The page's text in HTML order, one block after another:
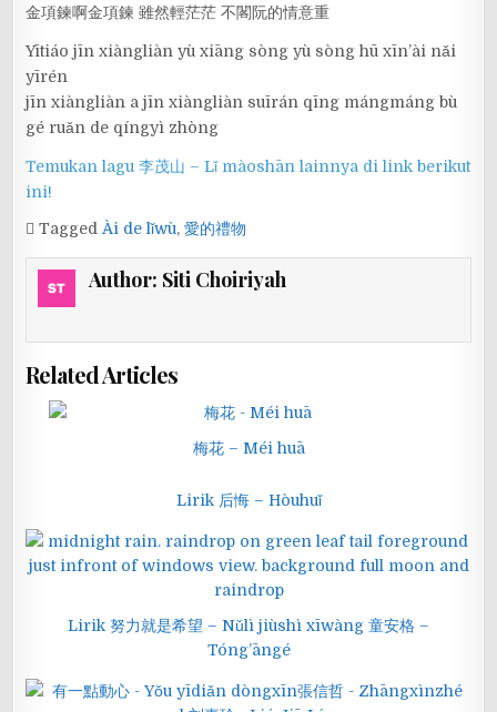
金項鍊啊金項鍊 雖然輕茫茫 不閣阮的情意重
Yītiáo jīn xiàngliàn yù xiāng sòng yù sòng hū xīn’ài nǎi
yīrén
jīn xiàngliàn a jīn xiàngliàn suīrán qīng mángmáng bù
gé ruǎn de qíngyì zhòng
Temukan lagu 李茂山 – Lǐ màoshān lainnya di link berikut
ini!
TaggedÀi de lǐwù,愛的禮物
Author: Siti Choiriyah
Related Articles
梅花 – Méi huā
Lirik 后悔 – Hòuhuǐ
Lirik 努力就是希望 – Nǔlì jiùshì xīwàng 童安格 –
Tóng’āngé